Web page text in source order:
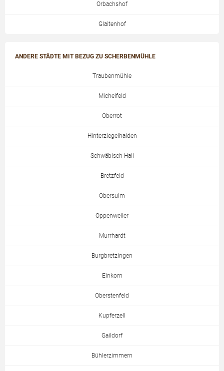
Orbachshof
Glaitenhof
ANDERE STÄDTE MIT BEZUG ZU SCHERBENMÜHLE
Traubenmühle
Michelfeld
Oberrot
Hinterziegelhalden
Schwäbisch Hall
Bretzfeld
Obersulm
Oppenweiler
Murrhardt
Burgbretzingen
Einkorn
Oberstenfeld
Kupferzell
Gaildorf
Bühlerzimmern